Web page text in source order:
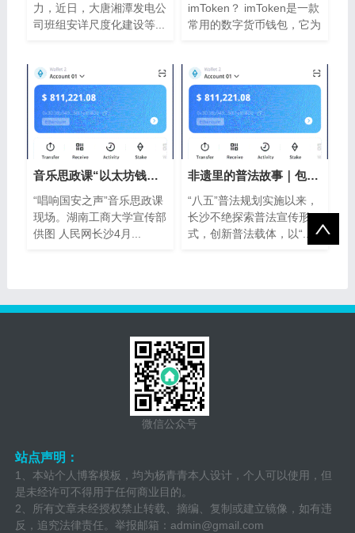
力，近日，大唐湘潭发电公
司班组安详尺度化建设等...
imToken？ imToken是一款
常用的数字货币钱包，它为
音乐思政课“以太坊钱包唱响国安之声”
“唱响国安之声”音乐思政课
现场。湖南工商大学宣传部
供图 人民网长沙4月...
非遗里的普法故事｜包公脸以太坊钱包谱
“八五”普法规划实施以来，
长沙不绝探索普法宣传形
式，创新普法载体，以“...
微信公众号
站点声明：
1、本站个人博客模板，均为杨青青本人设计，个人可以使用，但
是未经许可不得用于任何商业目的。
2、所有文章未经授权禁止转载、摘编、复制或建立镜像，如有违
反，追究法律责任。举报邮箱： admin@gmail.com